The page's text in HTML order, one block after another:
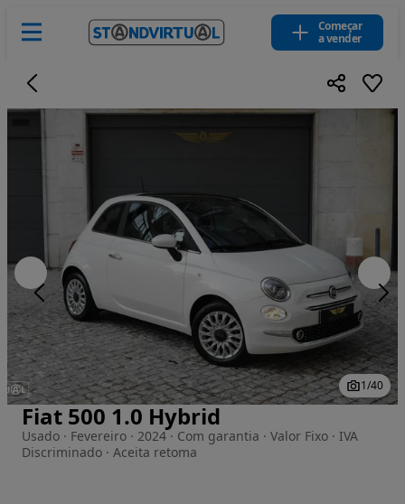
Começar
a vender
Imagem 1 de 40
1/40
Fiat 500 1.0 Hybrid
Usado · Fevereiro · 2024 · Com garantia · Valor Fixo · IVA
Discriminado · Aceita retoma